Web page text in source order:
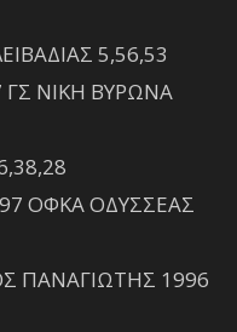
5,56,53
ΝΙΚΗ ΒΥΡΩΝΑ
ΟΦΚΑ ΟΔΥΣΣΕΑΣ
ΠΑΝΑΓΙΩΤΗΣ 1996